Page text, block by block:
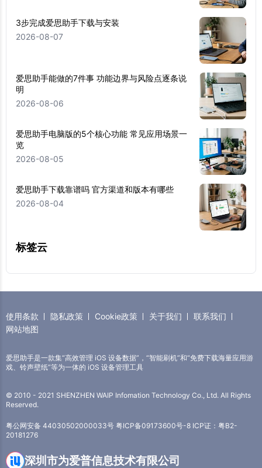
3步完成爱思助手下载与安装
2026-08-07
爱思助手能做的7件事 功能边界与风险点逐条说
明
2026-08-06
爱思助手电脑版的5个核心功能 常见应用场景一
览
2026-08-05
爱思助手下载靠谱吗 官方渠道和版本有哪些
2026-08-04
标签云
使用条款 隐私政策 Cookie政策 关于我们
联系我们
网站地图
爱思助手是一款集“高效管理 iOS 设备数据”，“智能刷机”和“免费下载海量应用游
戏、铃声壁纸”等为一体的 iOS 设备管理工具
© 2010 - 2021 SHENZHEN WAIP Infomation Technology Co., Ltd. All Rights
Reserved.
粤公网安备 44030502000033号 粤ICP备09173600号-8 ICP证：粤B2-
20181276
深圳市为爱普信息技术有限公司